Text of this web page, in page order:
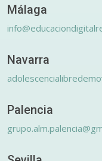
Málaga
Navarra
Palencia